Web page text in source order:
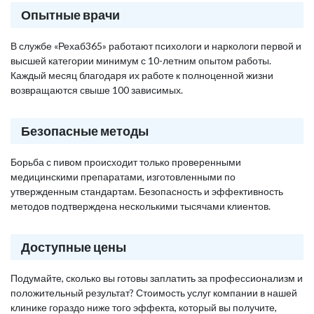
Опытные врачи
В службе «Рехаб365» работают психологи и наркологи первой и
высшей категории минимум с 10-летним опытом работы.
Каждый месяц благодаря их работе к полноценной жизни
возвращаются свыше 100 зависимых.
Безопасные методы
Борьба с пивом происходит только проверенными
медицинскими препаратами, изготовленными по
утвержденным стандартам. Безопасность и эффективность
методов подтверждена несколькими тысячами клиентов.
Доступные цены
Подумайте, сколько вы готовы заплатить за профессионализм и
положительный результат? Стоимость услуг компании в нашей
клинике гораздо ниже того эффекта, который вы получите,